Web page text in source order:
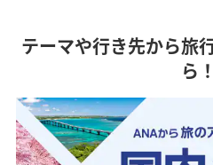
テーマや行き先から旅
ら！